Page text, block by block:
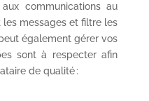
communications au
les messages et filtre les
également gérer vos
sont à respecter afin
de qualité :